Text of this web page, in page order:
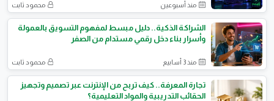
منذ أسبوعين محمود ثابت
الشراكة الذكية.. دليل مبسط لمفهوم التسويق بالعمولة
وأسرار بناء دخل رقمي مستدام من الصفر
منذ 3 أسابيع محمود ثابت
تجارة المعرفة.. كيف تربح من الإنترنت عبر تصميم وتجهيز
الحقائب التدريبية والمواد التعليمية؟